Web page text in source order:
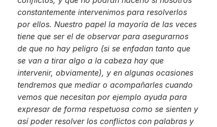
constantemente intervenimos para resolverlos
por ellos. Nuestro papel la mayoría de las veces
tiene que ser el de observar para asegurarnos
de que no hay peligro (si se enfadan tanto que
se van a tirar algo a la cabeza hay que
intervenir, obviamente), y en algunas ocasiones
tendremos que mediar o acompañarles cuando
vemos que necesitan por ejemplo ayuda para
expresar de forma respetuosa como se sienten y
así poder resolver los conflictos con palabras y